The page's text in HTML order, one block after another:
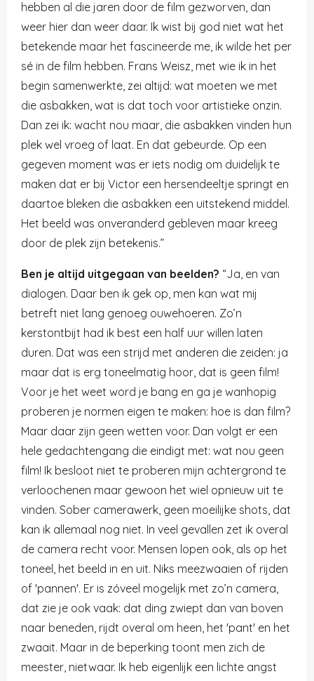
hebben al die jaren door de film gezworven, dan
weer hier dan weer daar. Ik wist bij god niet wat het
betekende maar het fascineerde me, ik wilde het per
sé in de film hebben. Frans Weisz, met wie ik in het
begin samenwerkte, zei altijd: wat moeten we met
die asbakken, wat is dat toch voor artistieke onzin.
Dan zei ik: wacht nou maar, die asbakken vinden hun
plek wel vroeg of laat. En dat gebeurde. Op een
gegeven moment was er iets nodig om duidelijk te
maken dat er bij Victor een hersendeeltje springt en
daartoe bleken die asbakken een uitstekend middel.
Het beeld was onveranderd gebleven maar kreeg
door de plek zijn betekenis.”
Ben je altijd uitgegaan van beelden? “Ja, en van
dialogen. Daar ben ik gek op, men kan wat mij
betreft niet lang genoeg ouwehoeren. Zo’n
kerstontbijt had ik best een half uur willen laten
duren. Dat was een strijd met anderen die zeiden: ja
maar dat is erg toneelmatig hoor, dat is geen film!
Voor je het weet word je bang en ga je wanhopig
proberen je normen eigen te maken: hoe is dan film?
Maar daar zijn geen wetten voor. Dan volgt er een
hele gedachtengang die eindigt met: wat nou geen
film! Ik besloot niet te proberen mijn achtergrond te
verloochenen maar gewoon het wiel opnieuw uit te
vinden. Sober camerawerk, geen moeilijke shots, dat
kan ik allemaal nog niet. In veel gevallen zet ik overal
de camera recht voor. Mensen lopen ook, als op het
toneel, het beeld in en uit. Niks meezwaaien of rijden
of 'pannen'. Er is zóveel mogelijk met zo’n camera,
dat zie je ook vaak: dat ding zwiept dan van boven
naar beneden, rijdt overal om heen, het 'pant' en het
zwaait. Maar in de beperking toont men zich de
meester, nietwaar. Ik heb eigenlijk een lichte angst